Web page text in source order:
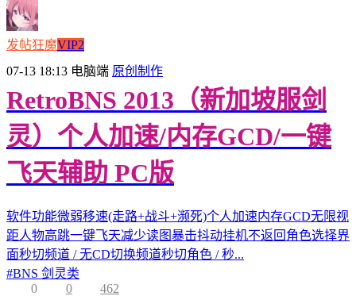
发帖狂魔VIP2
07-13 18:13 电脑端 原创制作
RetroBNS 2013（新加坡服剑
灵）个人加速/内存GCD/一键
飞天辅助 PC版
软件功能微弱移速(走路+战斗+濒死)个人加速内存GCD无限视
距人物高跳一键飞天减少读图暴击抖动挂机不返回角色选择界
面秒切频道 / 无CD切换频道秒切角色 / 秒...
#BNS 剑灵类
0
0 462